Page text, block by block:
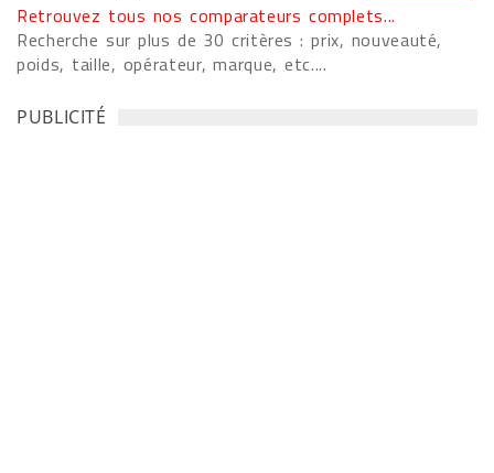
Retrouvez tous nos comparateurs complets...
Recherche sur plus de 30 critères : prix, nouveauté,
poids, taille, opérateur, marque, etc....
PUBLICITÉ